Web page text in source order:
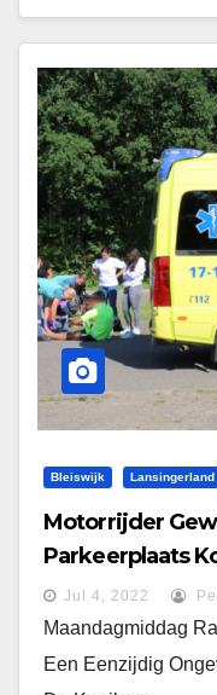
Bleiswijk Lansingerland
Motorrijder
Parkeerplaats
Jul 4, 2022
Maandagmiddag
Een Eenzijdig